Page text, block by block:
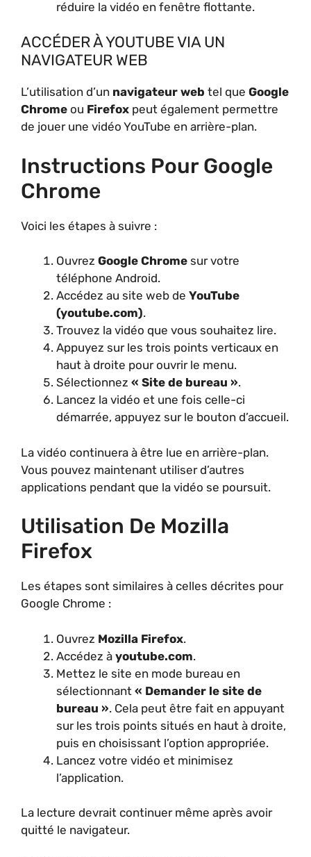
réduire la vidéo en fenêtre flottante.
ACCÉDER À YOUTUBE VIA UN
NAVIGATEUR WEB
L’utilisation d’un navigateur web tel que Google
Chrome ou Firefox peut également permettre
de jouer une vidéo YouTube en arrière-plan.
Instructions Pour Google
Chrome
Voici les étapes à suivre :
Ouvrez Google Chrome sur votre
téléphone Android.
Accédez au site web de YouTube
(youtube.com).
Trouvez la vidéo que vous souhaitez lire.
Appuyez sur les trois points verticaux en
haut à droite pour ouvrir le menu.
Sélectionnez « Site de bureau ».
Lancez la vidéo et une fois celle-ci
démarrée, appuyez sur le bouton d’accueil.
La vidéo continuera à être lue en arrière-plan.
Vous pouvez maintenant utiliser d’autres
applications pendant que la vidéo se poursuit.
Utilisation De Mozilla
Firefox
Les étapes sont similaires à celles décrites pour
Google Chrome :
Ouvrez Mozilla Firefox.
Accédez à youtube.com.
Mettez le site en mode bureau en
sélectionnant « Demander le site de
bureau ». Cela peut être fait en appuyant
sur les trois points situés en haut à droite,
puis en choisissant l’option appropriée.
Lancez votre vidéo et minimisez
l’application.
La lecture devrait continuer même après avoir
quitté le navigateur.